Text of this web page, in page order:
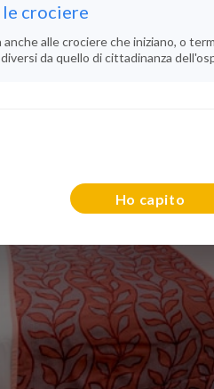
crociere
anche alle crociere che iniziano, o
da quello di cittadinanza
Ho capito